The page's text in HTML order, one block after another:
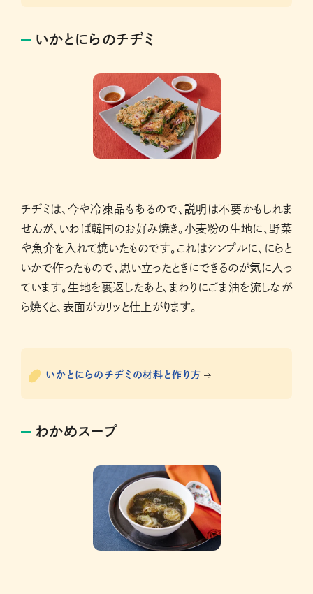
いかとにらのチヂミ
チヂミは、今や冷凍品もあるので、説明は不要かもしれま
せんが、いわば韓国のお好み焼き。小麦粉の生地に、野菜
や魚介を入れて焼いたものです。これはシンプルに、にらと
いかで作ったもので、思い立ったときにできるのが気に入っ
ています。生地を裏返したあと、まわりにごま油を流しなが
ら焼くと、表面がカリッと仕上がります。
いかとにらのチヂミの材料と作り方
わかめスープ